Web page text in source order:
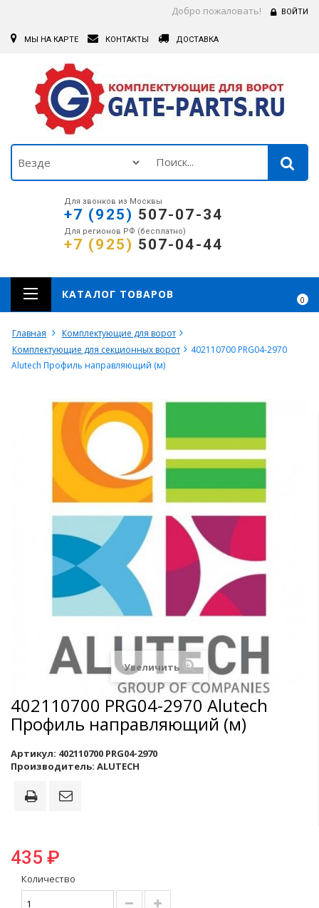
Добро пожаловать! ВОЙТИ
МЫ НА КАРТЕ КОНТАКТЫ ДОСТАВКА
Для звонков из Москвы
+7 (925) 507-07-34
Для регионов РФ (бесплатно)
+7 (925) 507-04-44
0
КАТАЛОГ ТОВАРОВ
Главная
Комплектующие для ворот
Комплектующие для секционных ворот
402110700 PRG04-2970
Alutech Профиль направляющий (м)
Увеличить
402110700 PRG04-2970 Alutech
Профиль направляющий (м)
Артикул: 402110700 PRG04-2970
Производитель: ALUTECH
435 ₽
Количество